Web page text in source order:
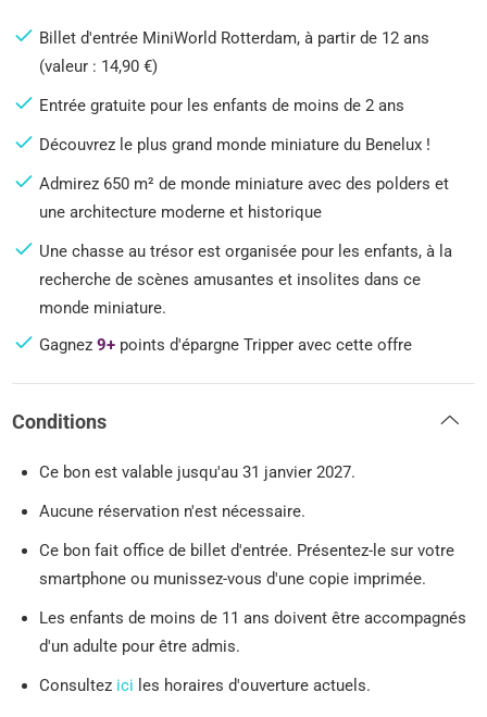
Billet d'entrée MiniWorld Rotterdam, à partir de 12 ans
(valeur : 14,90 €)
Entrée gratuite pour les enfants de moins de 2 ans
Découvrez le plus grand monde miniature du Benelux !
Admirez 650 m² de monde miniature avec des polders et
une architecture moderne et historique
Une chasse au trésor est organisée pour les enfants, à la
recherche de scènes amusantes et insolites dans ce
monde miniature.
Gagnez9+ points d'épargne Tripper avec cette offre
Conditions
Ce bon est valable jusqu'au 31 janvier 2027.
Aucune réservation n'est nécessaire.
Ce bon fait office de billet d'entrée. Présentez-le sur votre
smartphone ou munissez-vous d'une copie imprimée.
Les enfants de moins de 11 ans doivent être accompagnés
d'un adulte pour être admis.
Consultez ici les horaires d'ouverture actuels.